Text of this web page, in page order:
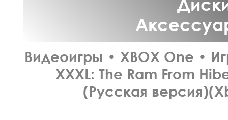
Видеоигры • XBOX One •
XXXL: The Ram From
(Русская